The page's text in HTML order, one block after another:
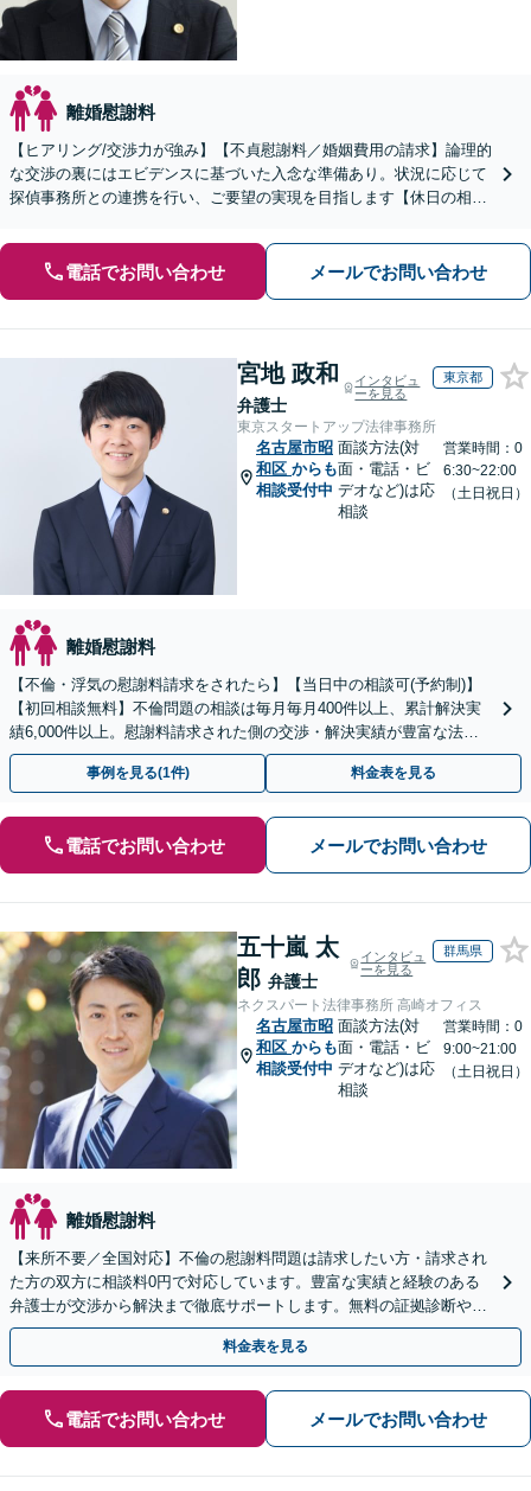
離婚慰謝料
【ヒアリング/交渉力が強み】【不貞慰謝料／婚姻費用の請求】論理的
な交渉の裏にはエビデンスに基づいた入念な準備あり。状況に応じて
探偵事務所との連携を行い、ご要望の実現を目指します【休日の相談
電話でお問い合わせ メールでお問い合わせ
宮地 政和
弁護士
インタビュ
ーを見る
東京都
東京スタートアップ法律事務所
名古屋市昭
和区 からも
相談受付中
面談方法(対
面・電話・ビ
デオなど)は応
相談
営業時間：0
6:30~22:00
（土日祝日）
離婚慰謝料
【不倫・浮気の慰謝料請求をされたら】【当日中の相談可(予約制)】
【初回相談無料】不倫問題の相談は毎月毎月400件以上、累計解決実
績6,000件以上。慰謝料請求された側の交渉・解決実績が豊富な法律
事務所です。
事例を見る(1件) 料金表を見る
電話でお問い合わせ メールでお問い合わせ
五十嵐 太
郎 弁護士
インタビュ
ーを見る
群馬県
ネクスパート法律事務所 高崎オフィス
名古屋市昭
和区 からも
相談受付中
面談方法(対
面・電話・ビ
デオなど)は応
相談
営業時間：0
9:00~21:00
（土日祝日）
離婚慰謝料
【来所不要／全国対応】不倫の慰謝料問題は請求したい方・請求され
た方の双方に相談料0円で対応しています。豊富な実績と経験のある
弁護士が交渉から解決まで徹底サポートします。無料の証拠診断や着
手金の返還保証もありますので安心してご相談ください。
料金表を見る
電話でお問い合わせ メールでお問い合わせ